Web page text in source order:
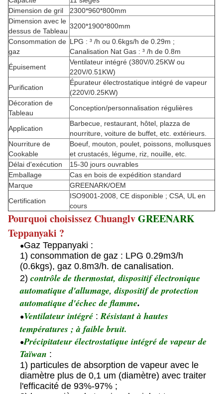
Dimension de gril
2300*960*800mm
Dimension avec le
dessus de Tableau
3200*1900*800mm
Consommation de
gaz
LPG : ³ /h ou 0.6kgs/h de 0.29m ;
Canalisation Nat Gas : ³ /h de 0.8m
Épuisement
Ventilateur intégré (380V/0.25KW ou
220V/0.51KW)
Purification
Épurateur électrostatique intégré de vapeur
(220V/0.25KW)
Décoration de
Tableau
Conception/personnalisation régulières
Application
Barbecue, restaurant, hôtel, plazza de
nourriture, voiture de buffet, etc. extérieurs.
Nourriture de
Cookable
Boeuf, mouton, poulet, poissons, mollusques
et crustacés, légume, riz, nouille, etc.
Délai d'exécution
15-30 jours ouvrables
Emballage
Cas en bois de expédition standard
Marque
GREENARK/OEM
Certification
ISO9001-2008, CE disponible ; CSA, UL en
cours
Pourquoi choisissez ChuanglvGREENARK
Teppanyaki ?
●Gaz Teppanyaki :
1) consommation de gaz : LPG 0.29m3/h
(0.6kgs), gaz 0.8m3/h. de canalisation.
2) contrôle de thermostat, dispositif électronique
automatique d'allumage, dispositif de protection
automatique d'échec de flamme.
●Ventilateur intégré :Résistant à hautes
températures ; à faible bruit.
●Précipitateur électrostatique intégré de vapeur de
Taïwan :
1) particules de absorption de vapeur avec le
diamètre plus de 0,1 um (diamètre) avec traiter
l'efficacité de 93%-97% ;